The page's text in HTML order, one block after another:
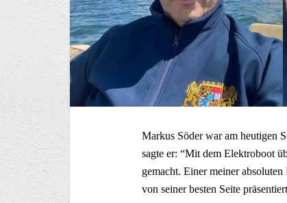
Markus Söder war am heutigen
sagte er: “Mit dem Elektroboot
gemacht. Einer meiner
von seiner besten Seite